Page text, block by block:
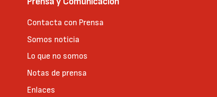
Contacta con Prensa
Somos noticia
Lo que no somos
Notas de prensa
Enlaces